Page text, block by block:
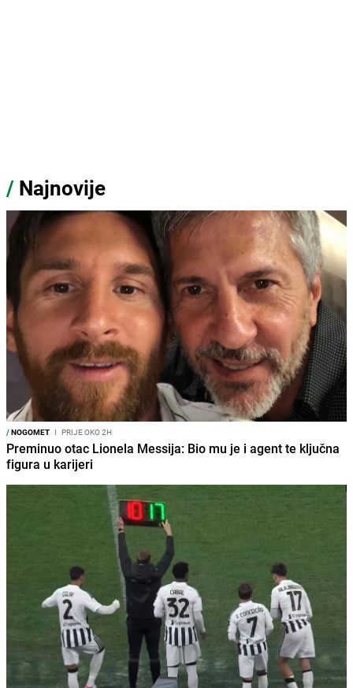
/ Najnovije
/NOGOMET I PRIJE OKO 2H
Preminuo otac Lionela Messija: Bio mu je i agent te ključna
figura u karijeri